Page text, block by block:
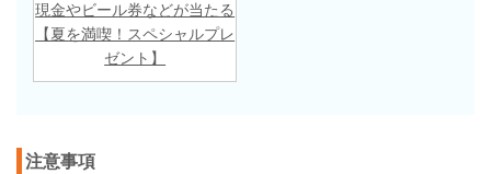
現金やビール券などが当たる
【夏を満喫！スペシャルプレ
ゼント】
注意事項